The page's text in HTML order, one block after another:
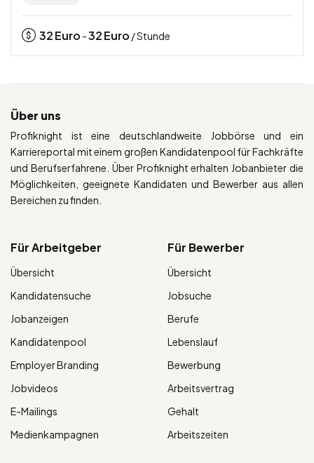
32Euro -32Euro / Stunde
Über uns
Profiknight ist eine deutschlandweite Jobbörse und ein
Karriereportal mit einem großen Kandidatenpool für Fachkräfte
und Berufserfahrene. Über Profiknight erhalten Jobanbieter die
Möglichkeiten, geeignete Kandidaten und Bewerber aus allen
Bereichen zu finden.
Für Arbeitgeber
Übersicht
Kandidatensuche
Jobanzeigen
Kandidatenpool
Employer Branding
Jobvideos
E-Mailings
Medienkampagnen
Für Bewerber
Übersicht
Jobsuche
Berufe
Lebenslauf
Bewerbung
Arbeitsvertrag
Gehalt
Arbeitszeiten